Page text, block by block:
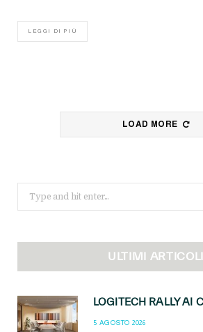
LEGGI DI PIÙ
LOAD MORE
Search
for:
ULTIMI ARTICOLI
5 AGOSTO 2026